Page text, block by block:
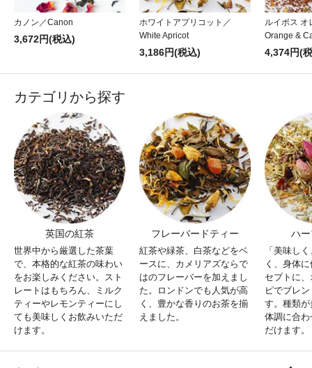
カノン／Canon
3,672円(税込)
ホワイトアプリコット／
White Apricot
3,186円(税込)
ルイボス
Orange &
4,374円(
カテゴリから探す
英国の紅茶
世界中から厳選した茶葉
で、本格的な紅茶の味わい
をお楽しみください。スト
レートはもちろん、ミルク
ティーやレモンティーにし
ても美味しくお飲みいただ
けます。
フレーバードティー
紅茶や緑茶、白茶などをベ
ースに、カメリアズならで
はのフレーバーを加えまし
た。ロンドンでも人気が高
く、豊かな香りのお茶を揃
えました。
ハ
「美味し
く、身体
セプトに
ピでブレ
す。種類
体調に合
だけます。